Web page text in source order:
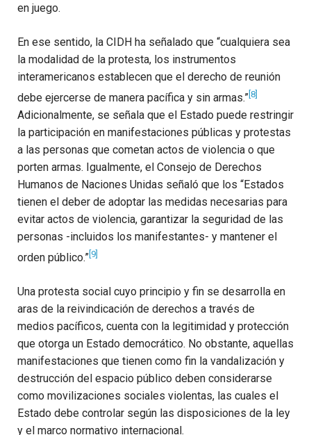
en juego.
En ese sentido, la CIDH ha señalado que “cualquiera sea
la modalidad de la protesta, los instrumentos
interamericanos establecen que el derecho de reunión
debe ejercerse de manera pacífica y sin armas.”[8]
Adicionalmente, se señala que el Estado puede restringir
la participación en manifestaciones públicas y protestas
a las personas que cometan actos de violencia o que
porten armas. Igualmente, el Consejo de Derechos
Humanos de Naciones Unidas señaló que los “Estados
tienen el deber de adoptar las medidas necesarias para
evitar actos de violencia, garantizar la seguridad de las
personas -incluidos los manifestantes- y mantener el
orden público.” [9]
Una protesta social cuyo principio y fin se desarrolla en
aras de la reivindicación de derechos a través de
medios pacíficos, cuenta con la legitimidad y protección
que otorga un Estado democrático. No obstante, aquellas
manifestaciones que tienen como fin la vandalización y
destrucción del espacio público deben considerarse
como movilizaciones sociales violentas, las cuales el
Estado debe controlar según las disposiciones de la ley
y el marco normativo internacional.